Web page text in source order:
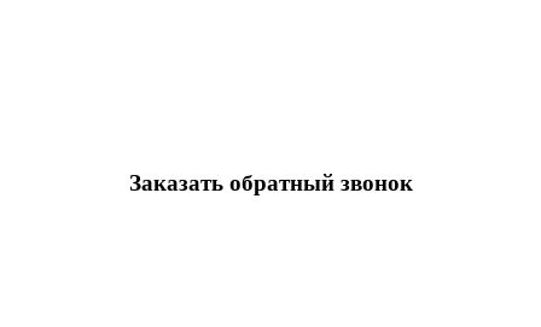
Заказать обратный звонок